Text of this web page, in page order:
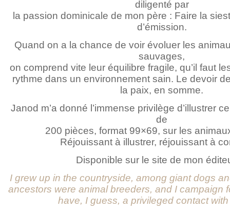
diligenté par
la passion dominicale de mon père : Faire la
d’émission.
Quand on a la chance de voir évoluer les
sauvages,
on comprend vite leur équilibre fragile, qu’il faut
rythme dans un environnement sain. Le devoir
la paix, en somme.
Janod m’a donné l’immense privilège d’illustrer
de
200 pièces, format 99×69, sur les
Réjouissant à illustrer, réjouissant à
Disponible sur le site de mon
I grew up in the countryside, among giant dogs
ancestors were animal breeders, and I campaign
have, I guess, a privileged contact